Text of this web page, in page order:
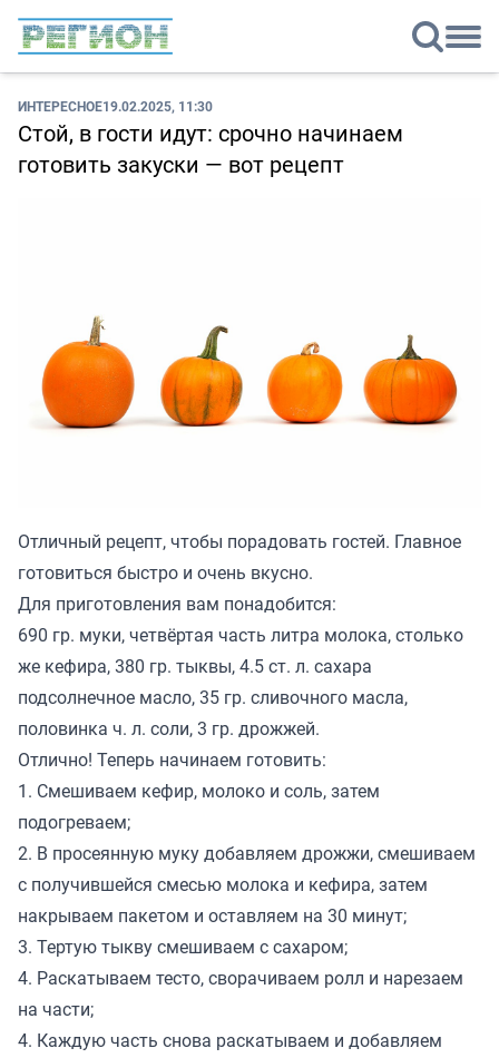
ИНТЕРЕСНОЕ19.02.2025, 11:30
Стой, в гости идут: срочно начинаем
готовить закуски — вот рецепт
Отличный рецепт, чтобы порадовать гостей. Главное
готовиться быстро и очень вкусно.
Для приготовления вам понадобится:
690 гр. муки, четвёртая часть литра молока, столько
же кефира, 380 гр. тыквы, 4.5 ст. л. сахара
подсолнечное масло, 35 гр. сливочного масла,
половинка ч. л. соли, 3 гр. дрожжей.
Отлично! Теперь начинаем готовить:
1. Смешиваем кефир, молоко и соль, затем
подогреваем;
2. В просеянную муку добавляем дрожжи, смешиваем
с получившейся смесью молока и кефира, затем
накрываем пакетом и оставляем на 30 минут;
3. Тертую тыкву смешиваем с сахаром;
4. Раскатываем тесто, сворачиваем ролл и нарезаем
на части;
4. Каждую часть снова раскатываем и добавляем